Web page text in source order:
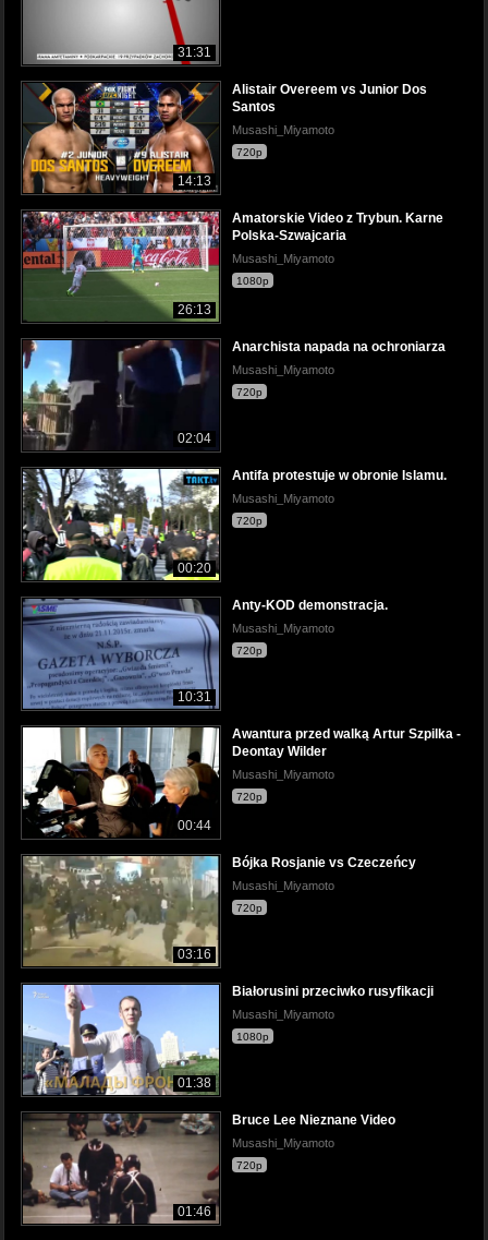
31:31
14:13
Alistair Overeem vs Junior Dos
Santos
Musashi_Miyamoto
720p
26:13
Amatorskie Video z Trybun. Karne
Polska-Szwajcaria
Musashi_Miyamoto
1080p
02:04
Anarchista napada na ochroniarza
Musashi_Miyamoto
720p
00:20
Antifa protestuje w obronie Islamu.
Musashi_Miyamoto
720p
10:31
Anty-KOD demonstracja.
Musashi_Miyamoto
720p
00:44
Awantura przed walką Artur Szpilka -
Deontay Wilder
Musashi_Miyamoto
720p
03:16
Bójka Rosjanie vs Czeczeńcy
Musashi_Miyamoto
720p
01:38
Białorusini przeciwko rusyfikacji
Musashi_Miyamoto
1080p
01:46
Bruce Lee Nieznane Video
Musashi_Miyamoto
720p